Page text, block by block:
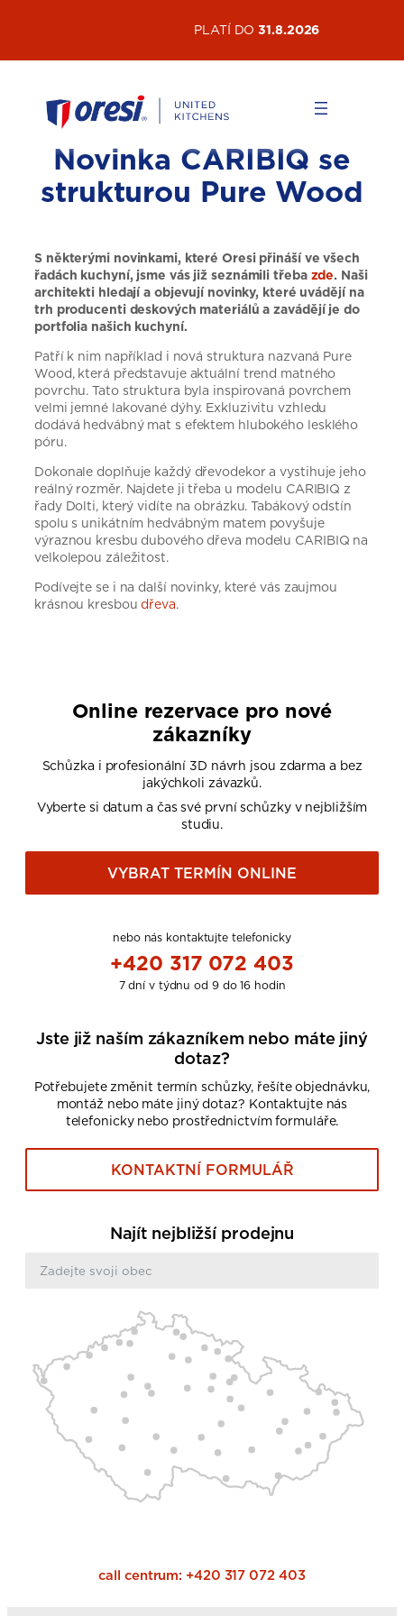
PLATÍ DO31.8.2026
Novinka CARIBIQ se
strukturou Pure Wood
S některými novinkami, které Oresi přináší ve všech
řadách kuchyní, jsme vás již seznámili třeba zde. Naši
architekti hledají a objevují novinky, které uvádějí na
trh producenti deskových materiálů a zavádějí je do
portfolia našich kuchyní.
Patří k nim například i nová struktura nazvaná Pure
Wood, která představuje aktuální trend matného
povrchu. Tato struktura byla inspirovaná povrchem
velmi jemné lakované dýhy. Exkluzivitu vzhledu
dodává hedvábný mat s efektem hlubokého lesklého
póru.
Dokonale doplňuje každý dřevodekor a vystihuje jeho
reálný rozměr. Najdete ji třeba u modelu CARIBIQ z
řady Dolti, který vidíte na obrázku. Tabákový odstín
spolu s unikátním hedvábným matem povyšuje
výraznou kresbu dubového dřeva modelu CARIBIQ na
velkolepou záležitost.
Podívejte se i na další novinky, které vás zaujmou
krásnou kresboudřeva.
Online rezervace pro nové
zákazníky
Schůzka i profesionální 3D návrh jsou zdarma a bez
jakýchkoli závazků.
Vyberte si datum a čas své první schůzky v nejbližším
studiu.
VYBRAT TERMÍN ONLINE
nebo nás kontaktujte telefonicky
+420 317 072 403
7 dní v týdnu od 9 do 16 hodin
Jste již naším zákazníkem nebo máte jiný
dotaz?
Potřebujete změnit termín schůzky, řešíte objednávku,
montáž nebo máte jiný dotaz? Kontaktujte nás
telefonicky nebo prostřednictvím formuláře.
KONTAKTNÍ FORMULÁŘ
Najít nejbližší prodejnu
call centrum: +420 317 072 403